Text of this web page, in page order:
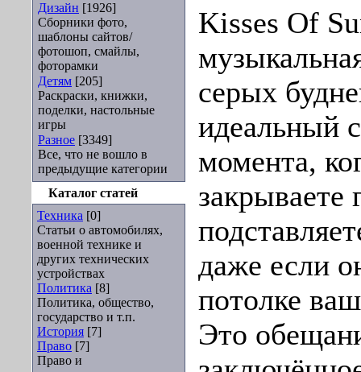
Дизайн [1926]
Сборники фото,
шаблоны сайтов/
фотошоп, смайлы,
фоторамки
Детям [205]
Раскраски, книжки,
поделки, настольные
игры
Разное [3349]
Все, что не вошло в
предыдущие категории
Каталог статей
Техника [0]
Статьи о автомобилях,
военной технике и
других технических
устройствах
Политика [8]
Политика, общество,
государство и т.п.
История [7]
Право [7]
Право и
Kisses Of
серых
идеальный
момента,
закрываете
даже если
потолке
Это